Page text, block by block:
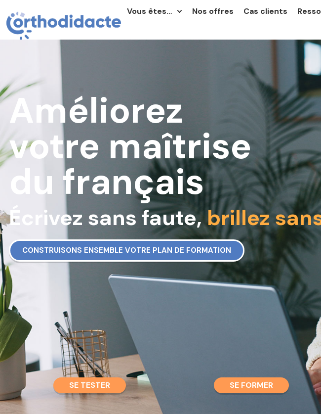
Vous êtes… Nos offres Cas clients
Améliorez
votre maîtrise
du français
Écrivez sans faute,brillez
CONSTRUISONS ENSEMBLE VOTRE PLAN DE FORMATION
SE TESTER SE FORMER